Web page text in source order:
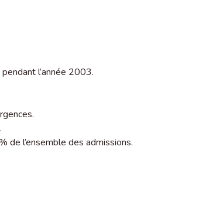
l’année 2003.
de l’ensemble des admissions.